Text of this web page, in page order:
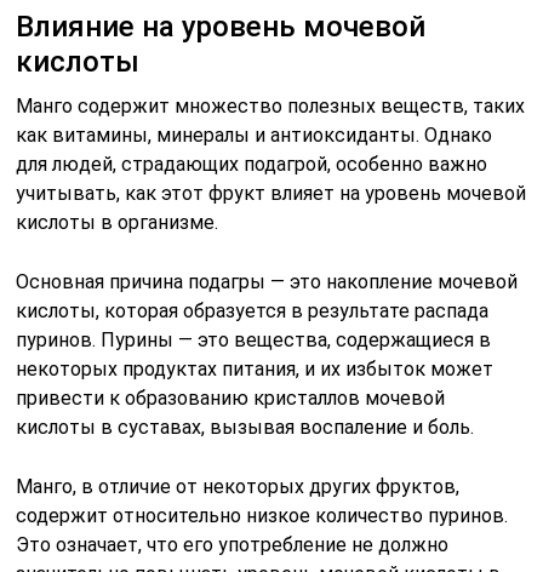
Влияние на уровень мочевой
кислоты
Манго содержит множество полезных веществ, таких
как витамины, минералы и антиоксиданты. Однако
для людей, страдающих подагрой, особенно важно
учитывать, как этот фрукт влияет на уровень мочевой
кислоты в организме.
Основная причина подагры — это накопление мочевой
кислоты, которая образуется в результате распада
пуринов. Пурины — это вещества, содержащиеся в
некоторых продуктах питания, и их избыток может
привести к образованию кристаллов мочевой
кислоты в суставах, вызывая воспаление и боль.
Манго, в отличие от некоторых других фруктов,
содержит относительно низкое количество пуринов.
Это означает, что его употребление не должно